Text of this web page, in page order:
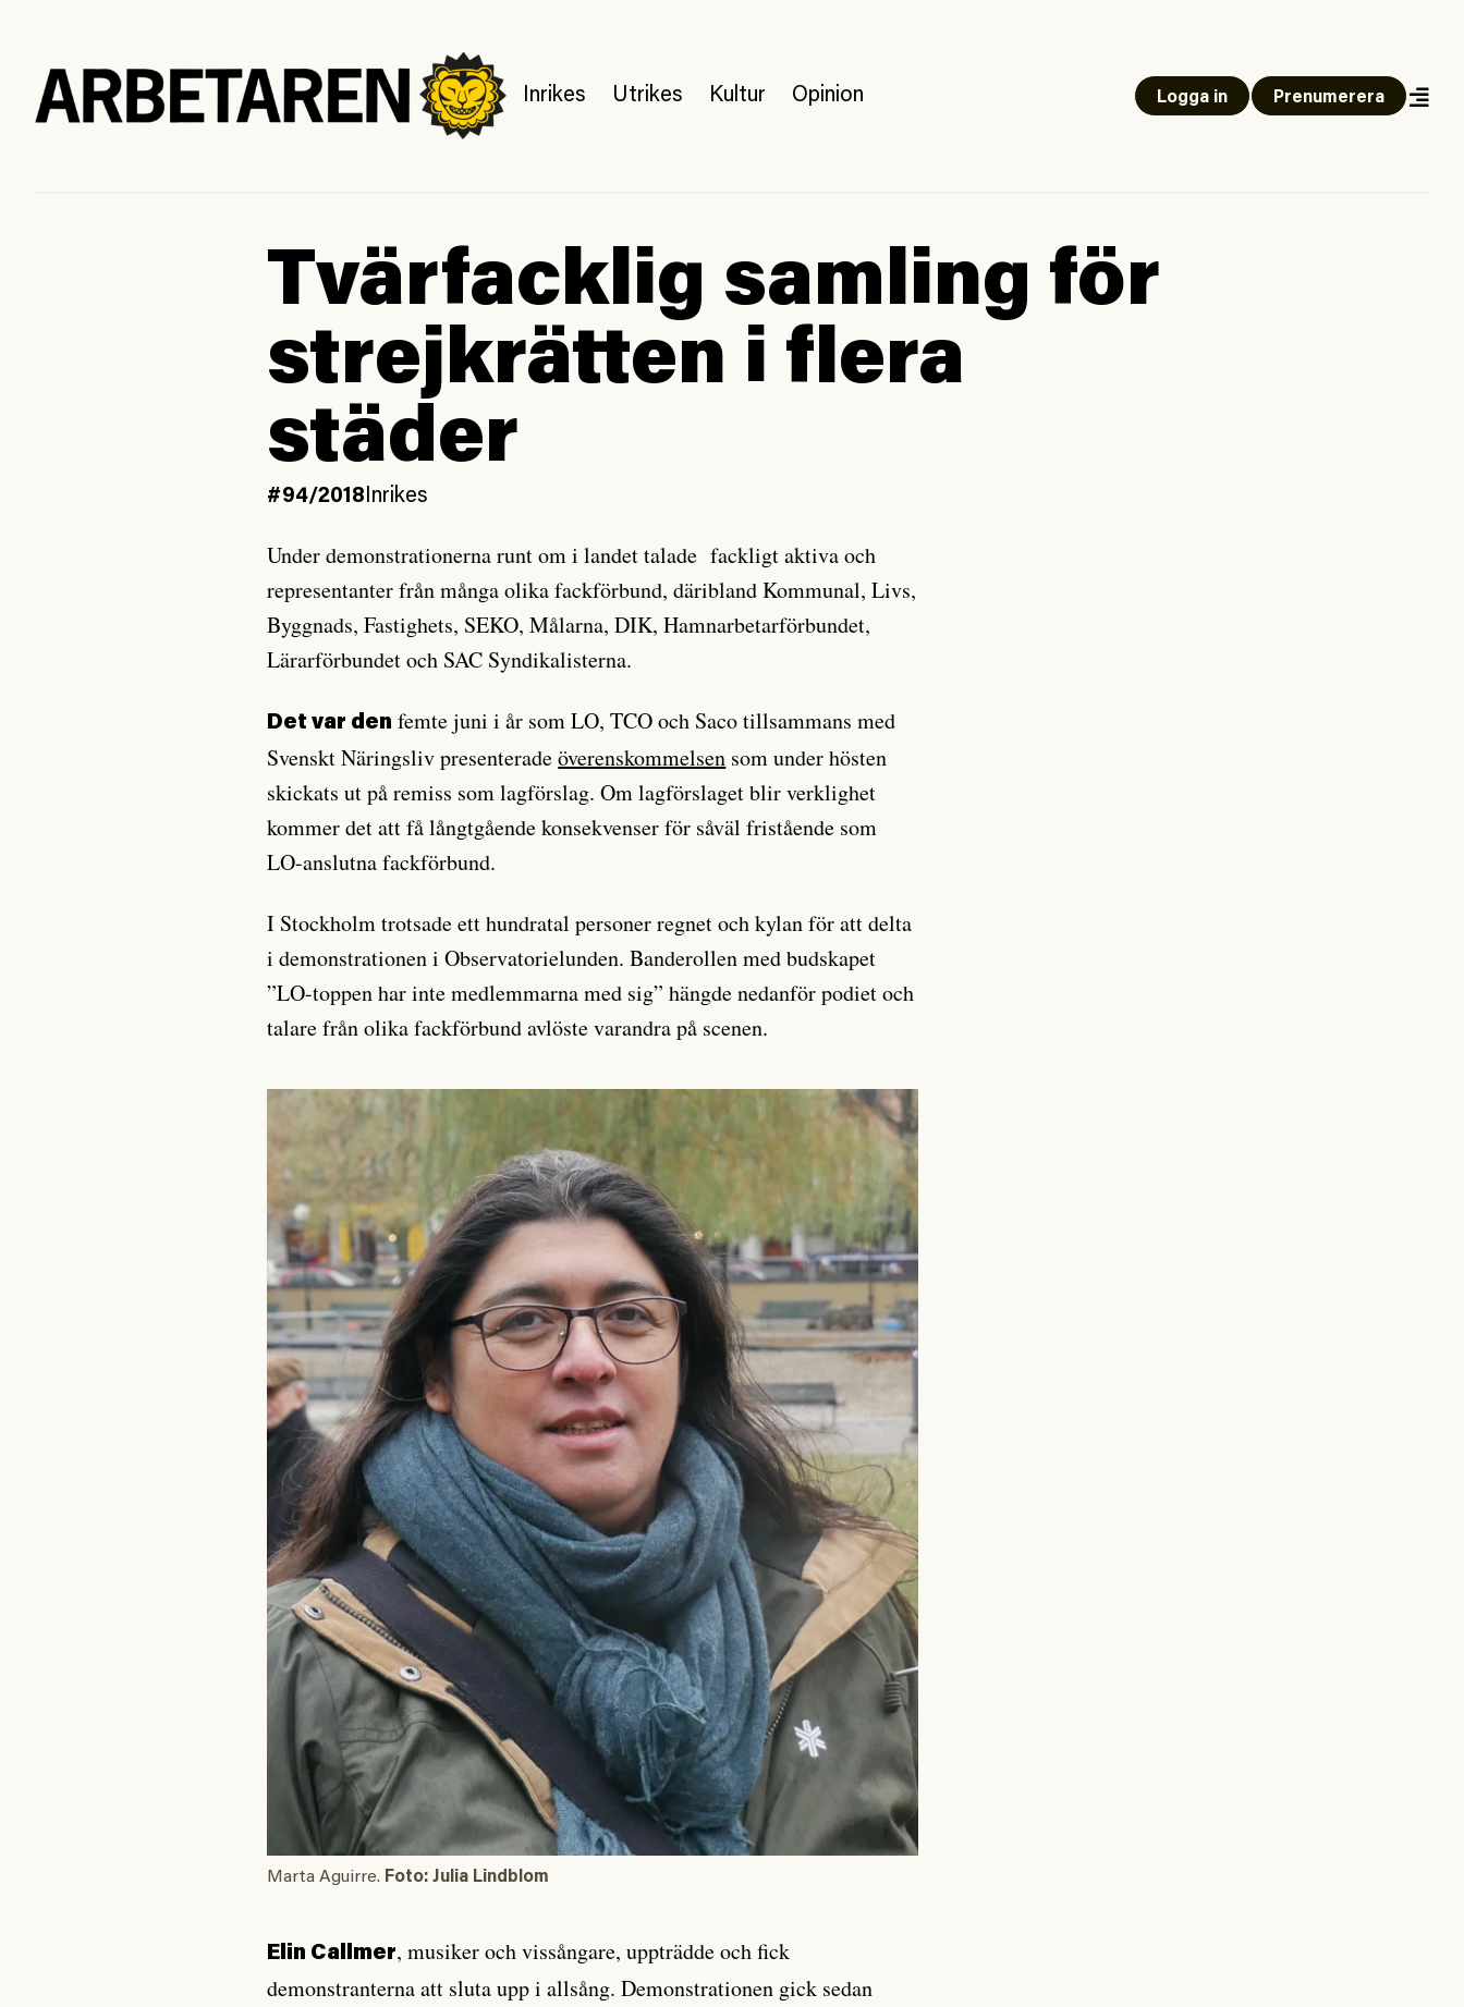
Inrikes Utrikes Kultur Opinion Logga in Prenumerera
Tvärfacklig samling för
strejkrätten i flera
städer
#94/2018Inrikes
Under demonstrationerna runt om i landet talade fackligt aktiva och
representanter från många olika fackförbund, däribland Kommunal, Livs,
Byggnads, Fastighets, SEKO, Målarna, DIK, Hamnarbetarförbundet,
Lärarförbundet och SAC Syndikalisterna.
Det var den femte juni i år som LO, TCO och Saco tillsammans med
Svenskt Näringsliv presenteradeöverenskommelsen som under hösten
skickats ut på remiss som lagförslag. Om lagförslaget blir verklighet
kommer det att få långtgående konsekvenser för såväl fristående som
LO-anslutna fackförbund.
I Stockholm trotsade ett hundratal personer regnet och kylan för att delta
i demonstrationen i Observatorielunden. Banderollen med budskapet
”LO-toppen har inte medlemmarna med sig” hängde nedanför podiet och
talare från olika fackförbund avlöste varandra på scenen.
Marta Aguirre. Foto: Julia Lindblom
Elin Callmer, musiker och vissångare, uppträdde och fick
demonstranterna att sluta upp i allsång. Demonstrationen gick sedan